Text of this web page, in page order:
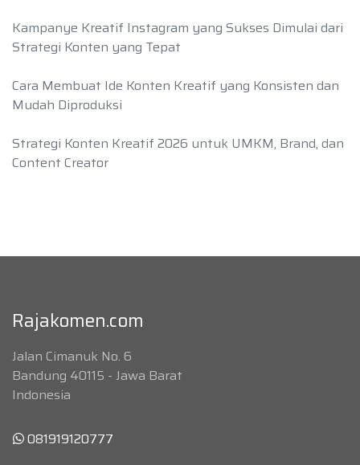
Kampanye Kreatif Instagram yang Sukses Dimulai dari
Strategi Konten yang Tepat
Cara Membuat Ide Konten Kreatif yang Konsisten dan
Mudah Diproduksi
Strategi Konten Kreatif 2026 untuk UMKM, Brand, dan
Content Creator
Rajakomen.com
Jalan Cimanuk No. 6
Bandung 40115 - Jawa Barat
Indonesia
081919120777